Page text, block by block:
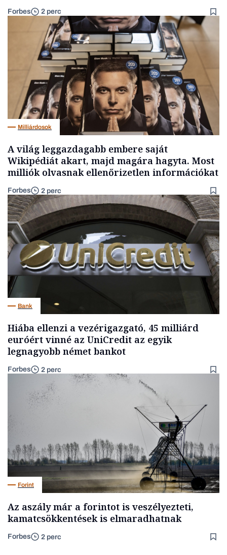
Forbes 2 perc
Milliárdosok
A világ leggazdagabb embere saját
Wikipédiát akart, majd magára hagyta. Most
milliók olvasnak ellenőrizetlen információkat
Forbes 2 perc
Bank
Hiába ellenzi a vezérigazgató, 45 milliárd
euróért vinné az UniCredit az egyik
legnagyobb német bankot
Forbes 2 perc
Forint
Az aszály már a forintot is veszélyezteti,
kamatcsökkentések is elmaradhatnak
Forbes 2 perc